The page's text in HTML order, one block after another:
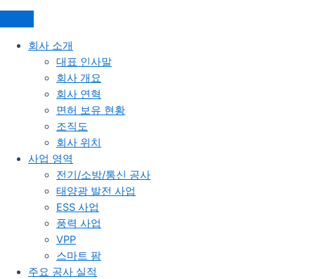
회사 소개
대표 인사말
회사 개요
회사 연혁
면허 보유 현황
조직도
회사 위치
사업 영역
전기/소방/통신 공사
태양광 발전 사업
ESS 사업
풍력 사업
VPP
스마트 팜
주요 공사 실적